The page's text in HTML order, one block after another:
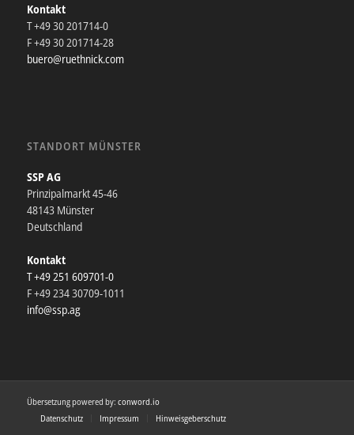
Kontakt
T +49 30 201714-0
F +49 30 201714-28
buero@ruethnick.com
STANDORT MÜNSTER
SSP AG
Prinzipalmarkt 45-46
48143 Münster
Deutschland
Kontakt
T +49 251 609701-0
F +49 234 30709-1011
info@ssp.ag
Übersetzung powered by: conword.io
Datenschutz
Impressum Hinweisgeberschutz